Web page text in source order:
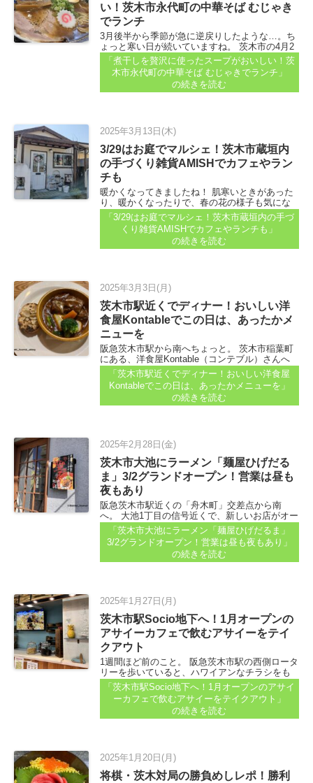
い！茨木市永代町の中華そば むじゃき
でランチ
3月後半から季節が急に逆戻りしたような…。ち
ょっと寒い日が続いていますね。 茨木市の4月2
日の最高気温は16℃。 温かいものが食べたくな
ったりしませんか？ そうです、ラーメンです...
「煮干しを贅沢に使ったスープがおいしい！茨
木市永代町の中華そば むじゃきでランチ」
の続きを読む
2025年3月13日(木)
3/29はお庭でマルシェ！茨木市蔵垣内
の手づくり雑貨AMISHでカフェやラン
チも
暖かくなってきましたね！ 肌寒いときがあった
り、暖かくなったりで、春の花の様子も気にな
るところです。 さぁ、今月末はどうかなぁ♪ お
花見しながらの屋外マルシェの案内が届いてい
ます...
「3/29はお庭でマルシェ！茨木市蔵垣内の手づ
くり雑貨AMISHでカフェやランチも」
の続きを読む
2025年3月3日(月)
茨木市駅近くでディナー！おいしい洋
食屋Kontableでこの日は、あったかメ
ニューを
阪急茨木市駅から南へちょっと。 茨木市稲葉町
にある、洋食屋Kontable（コンテブル）さんへ
「ディナータイムに行ってきた～！」と、市民
レポーターさんが教えてくれています...
「茨木市駅近くでディナー！おいしい洋食屋
Kontableでこの日は、あったかメニューを」
の続きを読む
2025年2月28日(金)
茨木市大池にラーメン「麺屋ひげだる
ま」3/2グランドオープン！営業は昼も
夜もあり
阪急茨木市駅近くの「舟木町」交差点から南
へ。 大池1丁目の信号近くで、新しいお店がオー
プンするよ、と2月初めごろに投稿をいただいて
いました...
「茨木市大池にラーメン「麺屋ひげだるま」
3/2グランドオープン！営業は昼も夜もあり」
の続きを読む
2025年1月27日(月)
茨木市駅Socio地下へ！1月オープンの
アサイーカフェで飲むアサイーをテイ
クアウト
1週間ほど前のこと。 阪急茨木市駅の西側ロータ
リーを歩いていると、ハワイアンなチラシをも
らっちゃいました。 駅直結のソシオいばらき地
下に、ハワイアンカフェがオープンしているの
だとか...
「茨木市駅Socio地下へ！1月オープンのアサイ
ーカフェで飲むアサイーをテイクアウト」
の続きを読む
2025年1月20日(月)
将棋・茨木対局の勝負めしレポ！勝利